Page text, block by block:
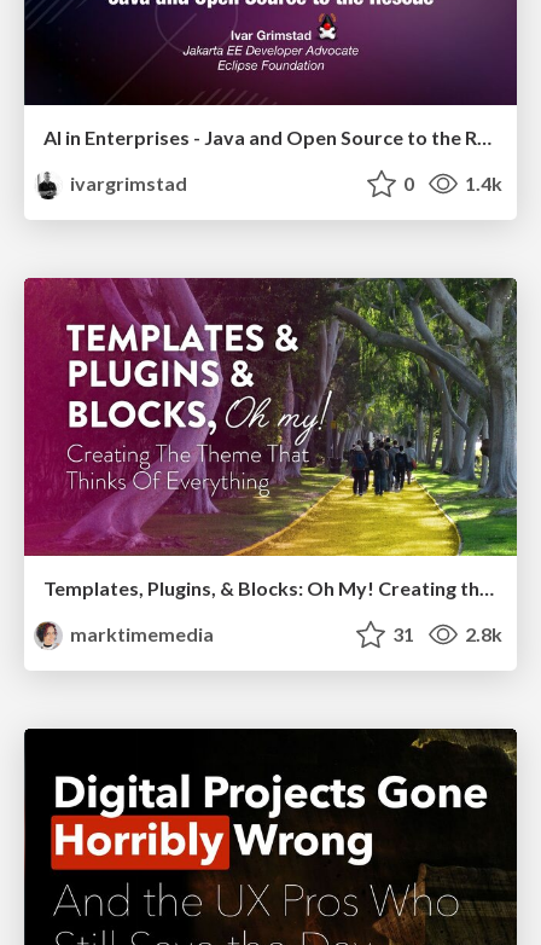
AI in Enterprises - Java and Open Source to the Rescue
ivargrimstad
0 1.4k
marktimemedia
31 2.8k